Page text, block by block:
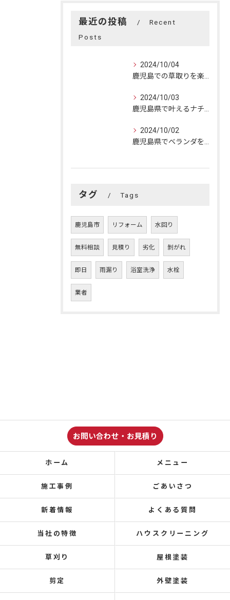
最近の投稿
Recent
Posts
2024/10/04
2024/10/03
2024/10/02
タグ Tags
鹿児島市 リフォーム 水回り
無料相談 見積り 劣化 剝がれ
即日 雨漏り 浴室洗浄 水栓
業者
お問い合わせ・お見積り
ホーム メニュー
施工事例 ごあいさつ
新着情報 よくある質問
当社の特徴 ハウスクリーニング
草刈り 屋根塗装
剪定 外壁塗装